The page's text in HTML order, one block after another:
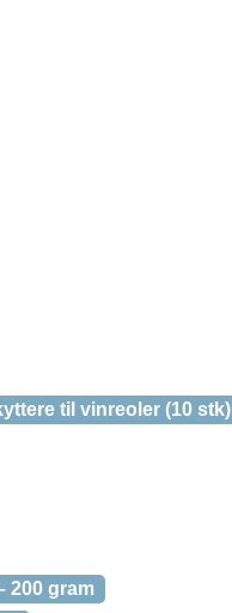
til vinreoler (10 stk)
200 gram